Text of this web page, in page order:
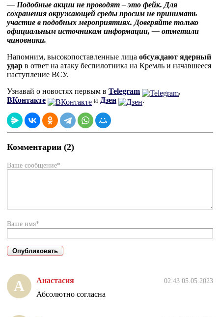
— Подобные акции не проводят – это фейк. Для
сохранения окружающей среды просим не принимать
участие в подобных мероприятиях. Доверяйте только
официальным источникам информации, — отметили
чиновники.
Напомним, высокопоставленные лица обсуждают ядерный
удар в ответ на атаку беспилотника на Кремль и начавшееся
наступление ВСУ.
Узнавай о новостях первым в Telegram
,
ВКонтакте
и Дзен .
Комментарии (2)
Ваше сообщение*
Ваше имя*
А Анастасия 02:43 05.05.2023
Абсолютно согласна